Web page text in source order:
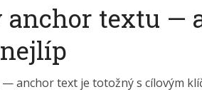
textu —
anchor text je totožný s cílovým